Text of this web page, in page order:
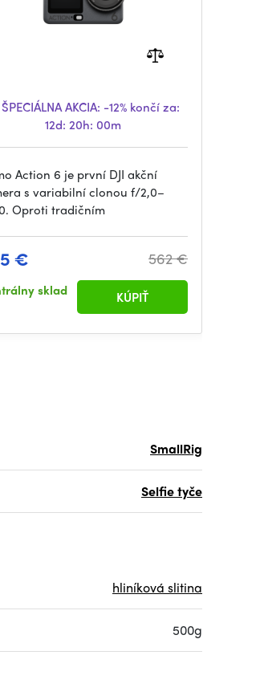
ŠPECIÁLNA AKCIA: -12% končí za:
12d: 20h: 00m
Action 6 je první DJI akční
s variabilní clonou f/2,0–
Oproti tradičním
€ 562 €
sklad
KÚPIŤ
SmallRig
Selfie tyče
hliníková slitina
500g